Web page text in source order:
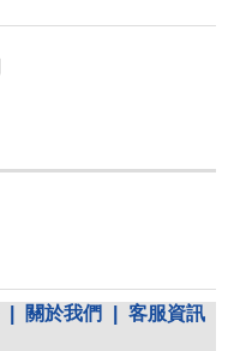
關於我們
客服資訊